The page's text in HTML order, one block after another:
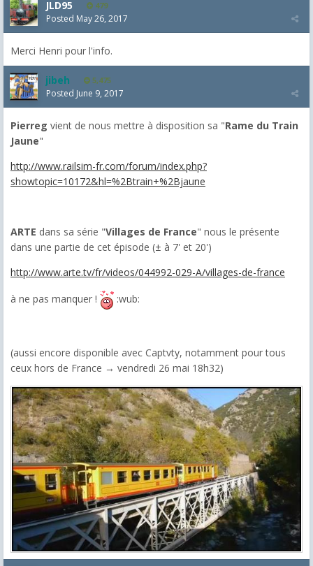
JLD95 479
Posted May 26, 2017
Merci Henri pour l'info.
jibeh 5,475
Posted June 9, 2017
Pierreg vient de nous mettre à disposition sa "Rame du Train
Jaune"
http://www.railsim-fr.com/forum/index.php?
showtopic=10172&hl=%2Btrain+%2Bjaune
ARTE dans sa série "Villages de France" nous le présente
dans une partie de cet épisode (± à 7' et 20')
http://www.arte.tv/fr/videos/044992-029-A/villages-de-france
à ne pas manquer ! :wub:
(aussi encore disponible avec Captvty, notamment pour tous
ceux hors de France → vendredi 26 mai 18h32)